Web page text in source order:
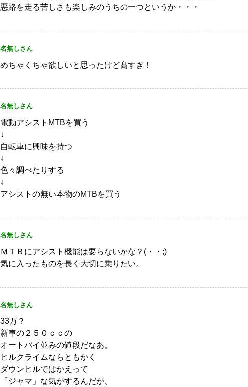
悪路を走る苦しさも楽しみのうちの一つというか・・・
名無しさん
めちゃくちゃ欲しいと思ったけど髙すぎ！
名無しさん
電動アシストMTBを買う
↓
自転車に興味を持つ
↓
色々調べたりする
↓
アシストの無い本物のMTBを買う
名無しさん
ＭＴＢにアシスト機能は要らないかな？(・・;)
気に入ったものを長く大切に乗りたい。
名無しさん
33万？
新車の２５０ｃｃの
オートバイ並みの値段だなあ。
ヒルクライムならともかく
ダウンヒルではかえって
「ジャマ」な気がするんだが、